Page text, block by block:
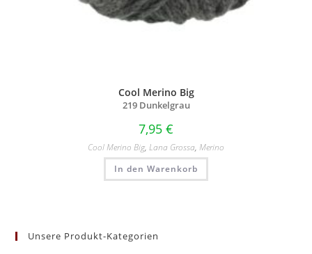
Cool Merino Big
219 Dunkelgrau
7,95 €
Cool Merino Big, Lana Grossa, Merino
In den Warenkorb
Unsere Produkt-Kategorien